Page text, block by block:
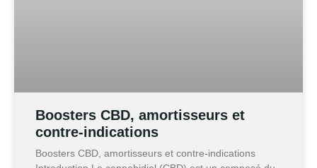
Boosters CBD, amortisseurs et
contre-indications
Boosters CBD, amortisseurs et contre-indications